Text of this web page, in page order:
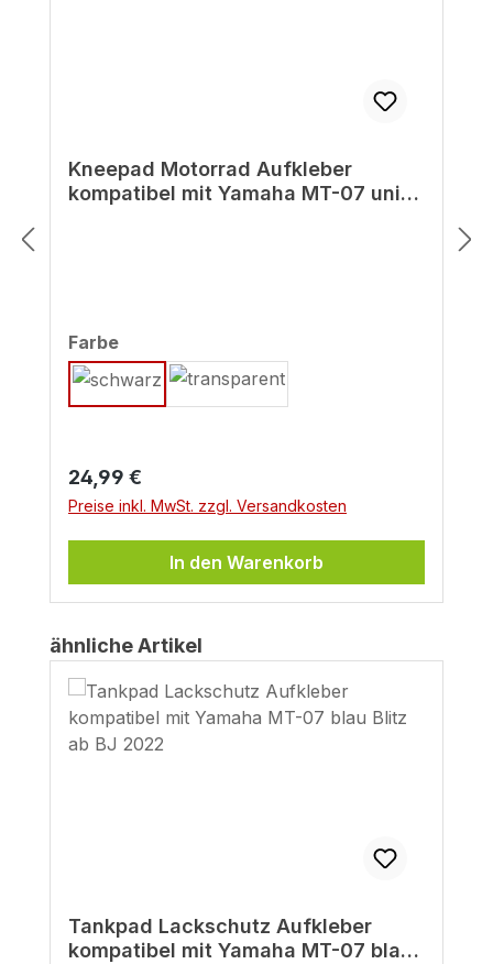
Kneepad Motorrad Aufkleber
kompatibel mit Yamaha MT-07 uni
Farbeauswählen
Regulärer Preis:
24,99 €
Preise inkl. MwSt. zzgl. Versandkosten
In den Warenkorb
Produktgalerie überspringen
ähnliche Artikel
Tankpad Lackschutz Aufkleber
kompatibel mit Yamaha MT-07 blau